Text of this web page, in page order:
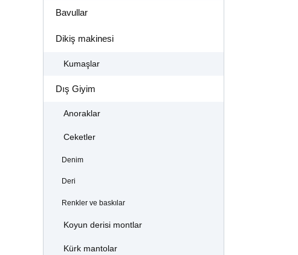
Bavullar
Dikiş makinesi
Kumaşlar
Dış Giyim
Anoraklar
Ceketler
Denim
Deri
Renkler ve baskılar
Koyun derisi montlar
Kürk mantolar